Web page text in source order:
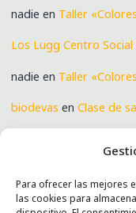
Para ofrecer las mejores
las cookies para
nadie en Taller
Los Lugg Centro Social
nadie en Taller
biodevas enClase de